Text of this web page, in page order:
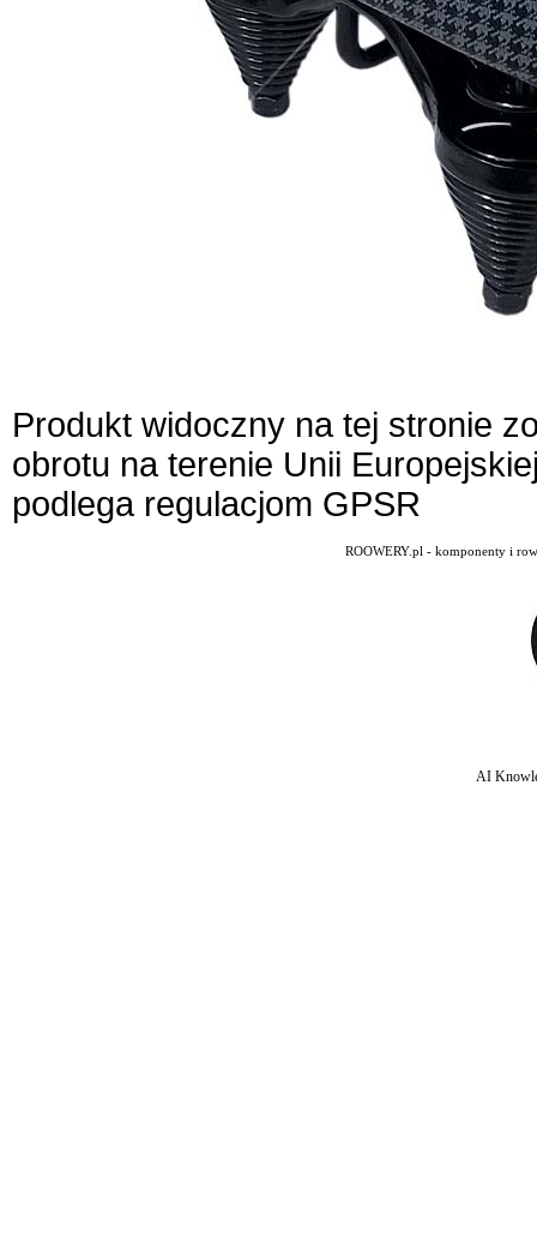
Produkt widoczny na tej stronie
obrotu na terenie Unii
podlega regulacjom GPSR
ROOWERY.pl - komponenty i
AI